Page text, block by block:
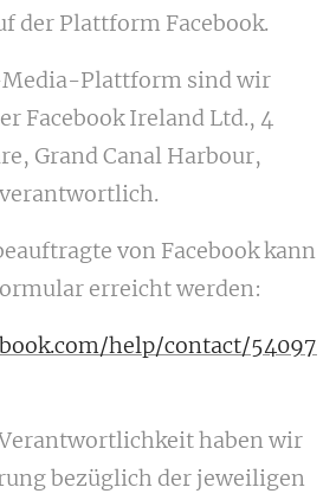
der Plattform Facebook.
Media-Plattform sind wir
Facebook Ireland Ltd., 4
Grand Canal Harbour,
von Facebook kann
erreicht werden:
help/contact/54097
haben wir
bezüglich der jeweiligen